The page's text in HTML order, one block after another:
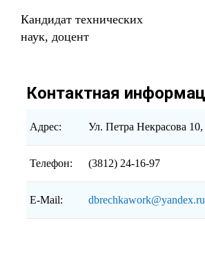
Кандидат технических
наук, доцент
Контактная
Адрес: Ул. Петра Некрасова 10,
Телефон: (3812) 24-16-97
E-Mail: dbrechkawork@yandex.ru